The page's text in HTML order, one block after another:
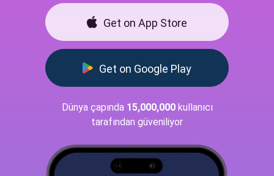
Get on App Store
Get on Google Play
Dünya çapında 15,000,000kullanıcı
tarafından güveniliyor